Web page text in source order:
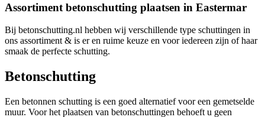
Assortiment betonschutting plaatsen in Eastermar
Bij betonschutting.nl hebben wij verschillende type schuttingen in
ons assortiment & is er en ruime keuze en voor iedereen zijn of haar
smaak de perfecte schutting.
Betonschutting
Een betonnen schutting is een goed alternatief voor een gemetselde
muur. Voor het plaatsen van betonschuttingen behoeft u geen